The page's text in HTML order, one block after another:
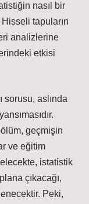
nasıl bir
tapuların
analizlerine
etkisi
sorusu, aslında
geçmişin
ve eğitim
istatistik
çıkacağı,
Peki,